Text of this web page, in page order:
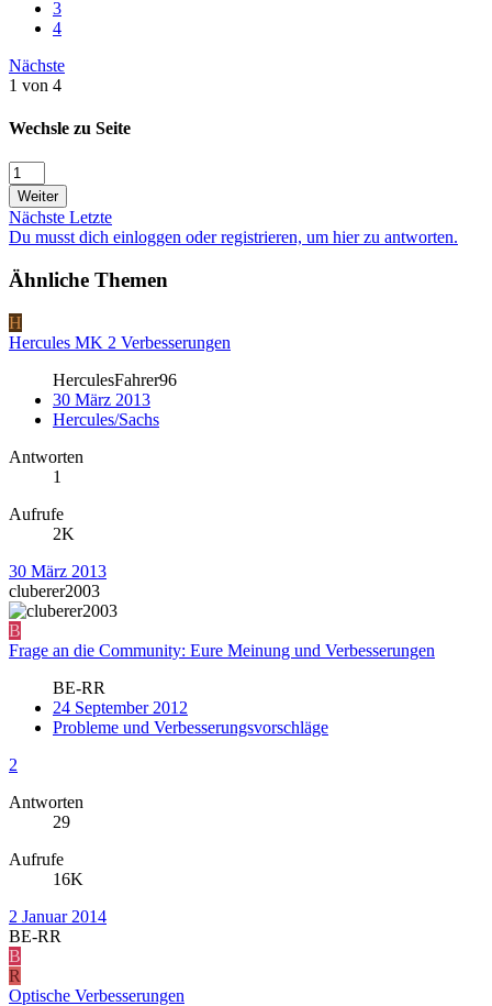
3
4
Nächste
1 von 4
Wechsle zu Seite
Weiter
Nächste Letzte
Du musst dich einloggen oder registrieren, um hier zu antworten.
Ähnliche Themen
H
Hercules MK 2 Verbesserungen
HerculesFahrer96
30 März 2013
Hercules/Sachs
Antworten
1
Aufrufe
2K
30 März 2013
cluberer2003
B
Frage an die Community: Eure Meinung und Verbesserungen
BE-RR
24 September 2012
Probleme und Verbesserungsvorschläge
2
Antworten
29
Aufrufe
16K
2 Januar 2014
BE-RR
B
R
Optische Verbesserungen